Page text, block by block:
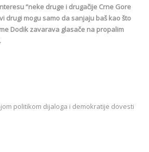
“neke druge i drugačije Crne Gore
drugi mogu samo da sanjaju baš kao što
Dodik zavarava glasače na propalim